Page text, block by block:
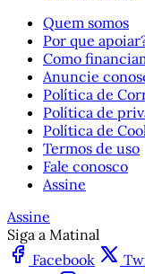
Quem somos
Por que
Como
Anuncie
Política de
Política de
Política de
Termos de uso
Fale conosco
Assine
Assine
Siga a Matinal
Facebook